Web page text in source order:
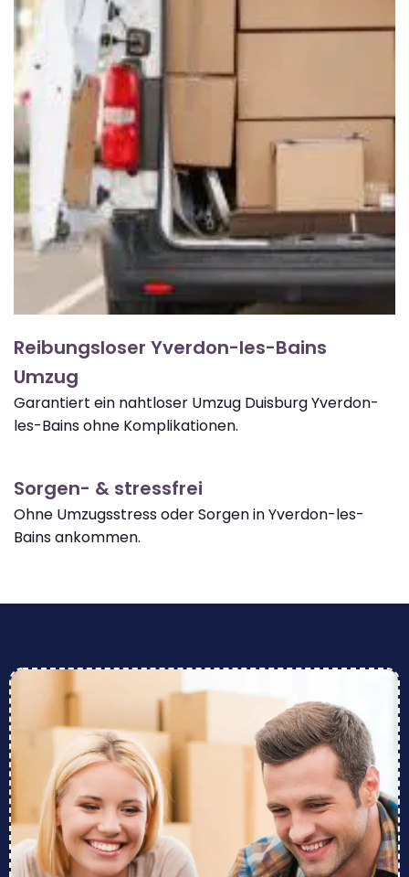
Reibungsloser Yverdon-les-Bains
Umzug
Garantiert ein nahtloser Umzug Duisburg Yverdon-
les-Bains ohne Komplikationen.
Sorgen- & stressfrei
Ohne Umzugsstress oder Sorgen in Yverdon-les-
Bains ankommen.